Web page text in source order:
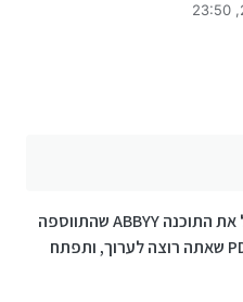
מה הקובץ הפעלה
ידי
בכל מקרה לשאלתך, תחפש בהתחל את התוכנה ABBYY שהתווספה
לך, או תלחץ מקש ימני על הקובץ PDF שאתה רוצה לערוך, ותפתח